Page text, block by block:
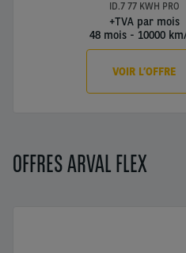
ID.7 77 KWH PRO
+TVA par mois
48 mois - 10000
VOIR L’OFFRE
OFFRES ARVAL FLEX